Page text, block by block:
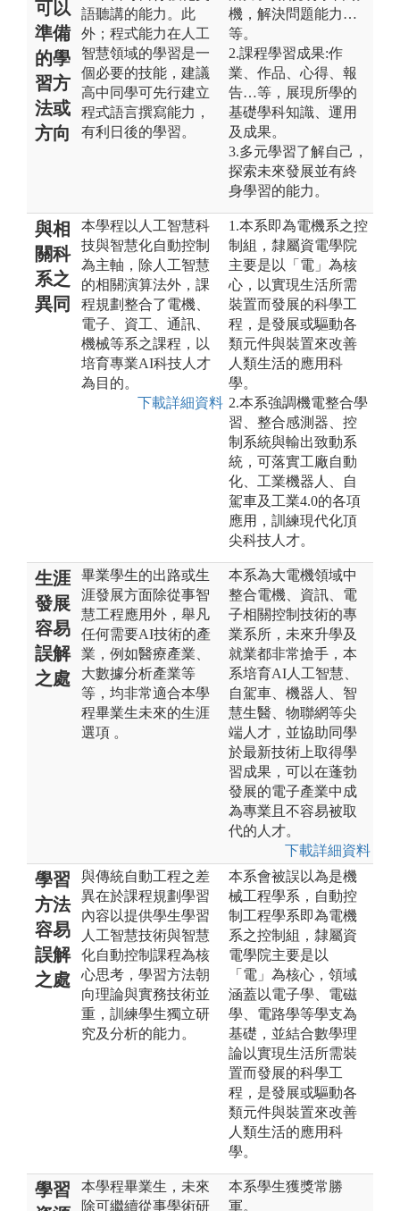
可以
準備
的學
習方
法或
方向
語聽講的能力。此
外；程式能力在人工
智慧領域的學習是一
個必要的技能，建議
高中同學可先行建立
程式語言撰寫能力，
有利日後的學習。
機，解決問題能力…
等。
2.課程學習成果:作
業、作品、心得、報
告…等，展現所學的
基礎學科知識、運用
及成果。
3.多元學習了解自己，
探索未來發展並有終
身學習的能力。
與相
關科
系之
異同
本學程以人工智慧科
技與智慧化自動控制
為主軸，除人工智慧
的相關演算法外，課
程規劃整合了電機、
電子、資工、通訊、
機械等系之課程，以
培育專業AI科技人才
為目的。
下載詳細資料
1.本系即為電機系之控
制組，隸屬資電學院
主要是以「電」為核
心，以實現生活所需
裝置而發展的科學工
程，是發展或驅動各
類元件與裝置來改善
人類生活的應用科
學。
2.本系強調機電整合學
習、整合感測器、控
制系統與輸出致動系
統，可落實工廠自動
化、工業機器人、自
駕車及工業4.0的各項
應用，訓練現代化頂
尖科技人才。
生涯
發展
容易
誤解
之處
畢業學生的出路或生
涯發展方面除從事智
慧工程應用外，舉凡
任何需要AI技術的產
業，例如醫療產業、
大數據分析產業等
等，均非常適合本學
程畢業生未來的生涯
選項 。
本系為大電機領域中
整合電機、資訊、電
子相關控制技術的專
業系所，未來升學及
就業都非常搶手，本
系培育AI人工智慧、
自駕車、機器人、智
慧生醫、物聯網等尖
端人才，並協助同學
於最新技術上取得學
習成果，可以在蓬勃
發展的電子產業中成
為專業且不容易被取
代的人才。
下載詳細資料
學習
方法
容易
誤解
之處
與傳統自動工程之差
異在於課程規劃學習
內容以提供學生學習
人工智慧技術與智慧
化自動控制課程為核
心思考，學習方法朝
向理論與實務技術並
重，訓練學生獨立研
究及分析的能力。
本系會被誤以為是機
械工程學系，自動控
制工程學系即為電機
系之控制組，隸屬資
電學院主要是以
「電」為核心，領域
涵蓋以電子學、電磁
學、電路學等學支為
基礎，並結合數學理
論以實現生活所需裝
置而發展的科學工
程，是發展或驅動各
類元件與裝置來改善
人類生活的應用科
學。
學習
本學程畢業生，未來
除可繼續從事學術研
本系學生獲獎常勝
軍。